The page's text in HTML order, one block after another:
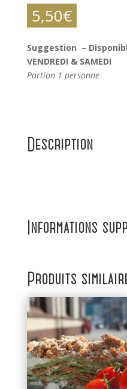
5,50€
Suggestion –
VENDREDI & SAMEDI
Portion 1 personne
Description
Informations
Produits